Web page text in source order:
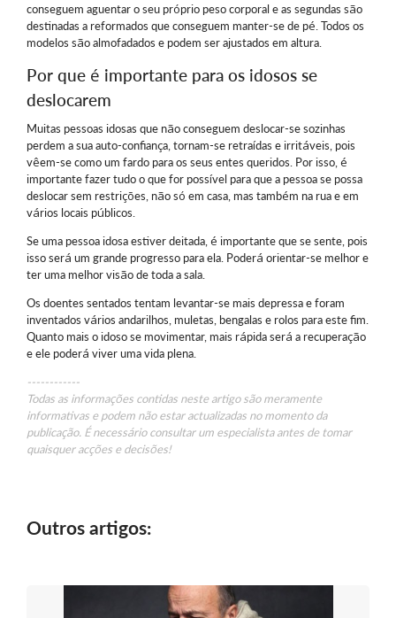
conseguem aguentar o seu próprio peso corporal e as segundas são
destinadas a reformados que conseguem manter-se de pé. Todos os
modelos são almofadados e podem ser ajustados em altura.
Por que é importante para os idosos se
deslocarem
Muitas pessoas idosas que não conseguem deslocar-se sozinhas
perdem a sua auto-confiança, tornam-se retraídas e irritáveis, pois
vêem-se como um fardo para os seus entes queridos. Por isso, é
importante fazer tudo o que for possível para que a pessoa se possa
deslocar sem restrições, não só em casa, mas também na rua e em
vários locais públicos.
Se uma pessoa idosa estiver deitada, é importante que se sente, pois
isso será um grande progresso para ela. Poderá orientar-se melhor e
ter uma melhor visão de toda a sala.
Os doentes sentados tentam levantar-se mais depressa e foram
inventados vários andarilhos, muletas, bengalas e rolos para este fim.
Quanto mais o idoso se movimentar, mais rápida será a recuperação
e ele poderá viver uma vida plena.
------------
Todas as informações contidas neste artigo são meramente
informativas e podem não estar actualizadas no momento da
publicação. É necessário consultar um especialista antes de tomar
quaisquer acções e decisões!
Outros artigos: